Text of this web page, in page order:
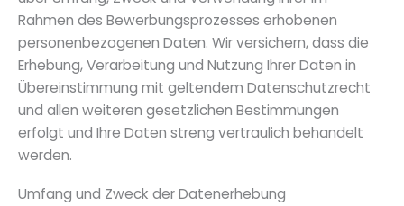
Rahmen des Bewerbungsprozesses erhobenen
personenbezogenen Daten. Wir versichern, dass die
Erhebung, Verarbeitung und Nutzung Ihrer Daten in
Übereinstimmung mit geltendem Datenschutzrecht
und allen weiteren gesetzlichen Bestimmungen
erfolgt und Ihre Daten streng vertraulich behandelt
werden.
Umfang und Zweck der Datenerhebung